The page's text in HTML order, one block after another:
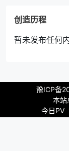
创造历程
暂未发布任何
豫ICP备
本站
今日PV